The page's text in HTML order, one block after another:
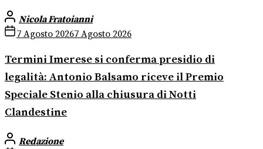
Nicola Fratoianni
7 Agosto 20267 Agosto 2026
Termini Imerese si conferma presidio di
legalità: Antonio Balsamo riceve il Premio
Speciale Stenio alla chiusura di Notti
Clandestine
Redazione